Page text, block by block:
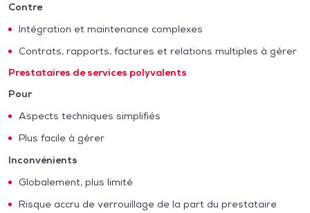
Contre
Intégration et maintenance complexes
Contrats, rapports, factures et relations multiples à gérer
Prestataires de services polyvalents
Pour
Aspects techniques simplifiés
Plus facile à gérer
Inconvénients
Globalement, plus limité
Risque accru de verrouillage de la part du prestataire